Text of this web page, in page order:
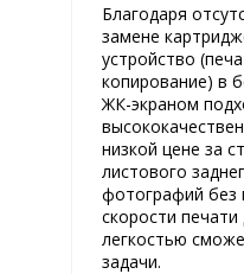
Благодаря
замене
устройство
копирование) в
ЖК-экраном
низкой цене за
листового
фотографий без
скорости
легкостью
задачи.